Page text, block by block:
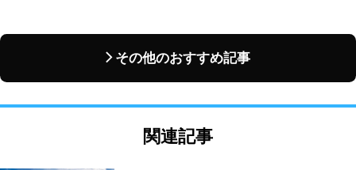
その他のおすすめ記事
関連記事